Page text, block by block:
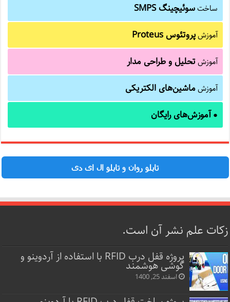
ساختسوئیچینگ SMPS
آموزشپروتئوس Proteus
آموزشتحلیل و طراحی مدار
آموزشماشین‌های الکتریکی
● آموزش‌های رایگان
تابلو روان و تابلو ال ای دی
زکات علم نشر آن است.
پروژه قفل‌ درب RFID با استفاده از آردوینو و
گوشی هوشمند
اسفند 25, 1400